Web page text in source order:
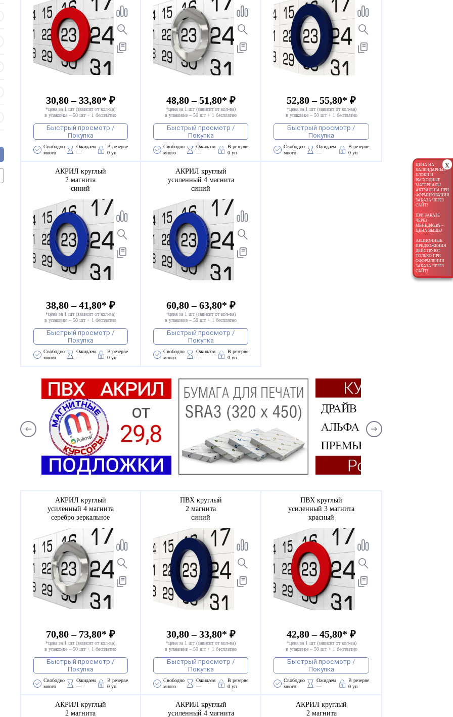
x
ЦЕНА НА
КАЛЕНДАРНЫЕ
БЛОКИ И
РАСХОДНЫЕ
МАТЕРИАЛЫ
АКТУАЛЬНА ПРИ
ФОРМИРОВАНИИ
ЗАКАЗА ЧЕРЕЗ
САЙТ!
ПРИ ЗАКАЗЕ
ЧЕРЕЗ
МЕНЕДЖЕРА –
ЦЕНА ВЫШЕ!
АКЦИОННЫЕ
ПРЕДЛОЖЕНИЯ
ДЕЙСТВУЮТ
ТОЛЬКО ПРИ
ОФОРМЛЕНИИ
ЗАКАЗА ЧЕРЕЗ
САЙТ!
30,80 – 33,80* ₽
*цена за 1 шт (зависит от кол-ва)
в упаковке – 50 шт + 1 бесплатно
Быстрый просмотр /
Покупка
Свободно
много
Ожидаем
—
В резерве
0 уп
48,80 – 51,80* ₽
*цена за 1 шт (зависит от кол-ва)
в упаковке – 50 шт + 1 бесплатно
Быстрый просмотр /
Покупка
Свободно
много
Ожидаем
—
В резерве
0 уп
52,80 – 55,80* ₽
*цена за 1 шт (зависит от кол-ва)
в упаковке – 50 шт + 1 бесплатно
Быстрый просмотр /
Покупка
Свободно
много
Ожидаем
—
В резерве
0 уп
АКРИЛ круглый
2 магнита
синий
38,80 – 41,80* ₽
*цена за 1 шт (зависит от кол-ва)
в упаковке – 50 шт + 1 бесплатно
Быстрый просмотр /
Покупка
Свободно
много
Ожидаем
—
В резерве
0 уп
АКРИЛ круглый
усиленный 4 магнита
синий
60,80 – 63,80* ₽
*цена за 1 шт (зависит от кол-ва)
в упаковке – 50 шт + 1 бесплатно
Быстрый просмотр /
Покупка
Свободно
много
Ожидаем
—
В резерве
0 уп
АКРИЛ круглый
усиленный 4 магнита
серебро зеркальное
70,80 – 73,80* ₽
*цена за 1 шт (зависит от кол-ва)
в упаковке – 50 шт + 1 бесплатно
Быстрый просмотр /
Покупка
Свободно
много
Ожидаем
—
В резерве
0 уп
ПВХ круглый
2 магнита
синий
30,80 – 33,80* ₽
*цена за 1 шт (зависит от кол-ва)
в упаковке – 50 шт + 1 бесплатно
Быстрый просмотр /
Покупка
Свободно
много
Ожидаем
—
В резерве
0 уп
ПВХ круглый
усиленный 3 магнита
красный
42,80 – 45,80* ₽
*цена за 1 шт (зависит от кол-ва)
в упаковке – 50 шт + 1 бесплатно
Быстрый просмотр /
Покупка
Свободно
много
Ожидаем
—
В резерве
0 уп
АКРИЛ круглый
2 магнита
АКРИЛ круглый
усиленный 4 магнита
АКРИЛ круглый
2 магнита